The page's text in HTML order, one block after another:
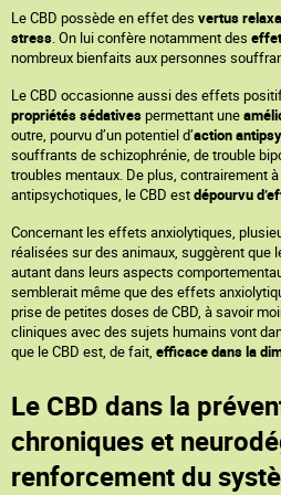
Le CBD possède en effet des vertus
stress. On lui confère notamment des
nombreux bienfaits aux personnes
Le CBD occasionne aussi des effets
propriétés sédativespermettant une
outre, pourvu d’un potentiel d’action
souffrants de schizophrénie, de trouble
troubles mentaux. De plus, contrairement
antipsychotiques, le CBD estdépourvu
Concernant les effets anxiolytiques,
réalisées sur des animaux, suggèrent que
autant dans leurs aspects
semblerait même que des effets
prise de petites doses de CBD, à savoir
cliniques avec des sujets humains vont
que le CBD est, de fait, efficace dans la
Le CBD dans la
chroniques et
renforcement du